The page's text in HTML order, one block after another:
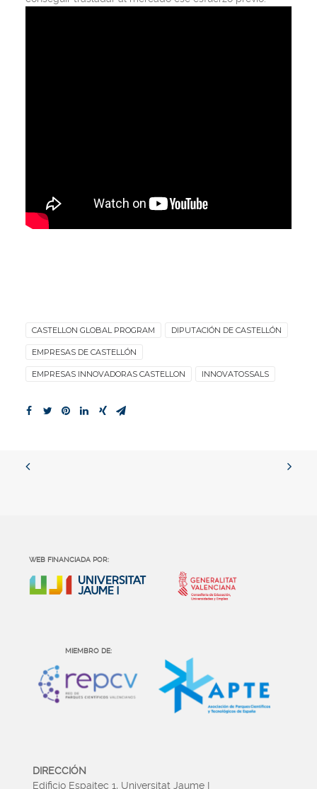
CASTELLON GLOBAL PROGRAM DIPUTACIÓN DE CASTELLÓN
EMPRESAS DE CASTELLÓN
EMPRESAS INNOVADORAS CASTELLON INNOVATOSSALS
WEB FINANCIADA POR:
MIEMBRO DE:
DIRECCIÓN
Edificio Espaitec 1, Universitat Jaume I